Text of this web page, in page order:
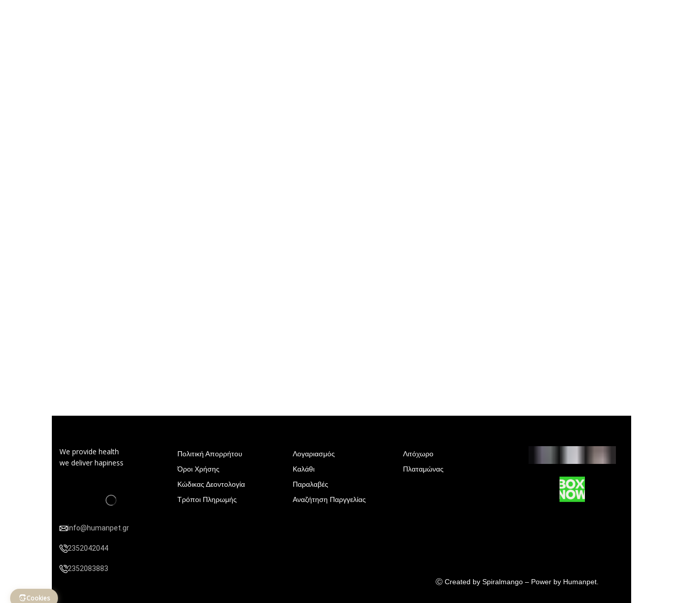
We provide health
we deliver hapiness
info@humanpet.gr
2352042044
2352083883
Πολιτική Απορρήτου
Όροι Χρήσης
Κώδικας Δεοντολογία
Τρόποι Πληρωμής
Λογαριασμός
Καλάθι
Παραλαβές
Αναζήτηση Παργγελίας
Λιτόχωρο
Πλαταμώνας
Ⓒ Created by Spiralmango– Power by Humanpet.
Cookies